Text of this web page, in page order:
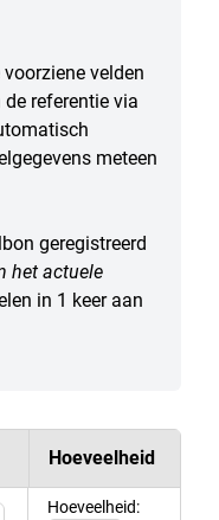
velden
referentie via
meteen
geregistreerd
het actuele
in 1 keer aan
Hoeveelheid
Hoeveelheid: